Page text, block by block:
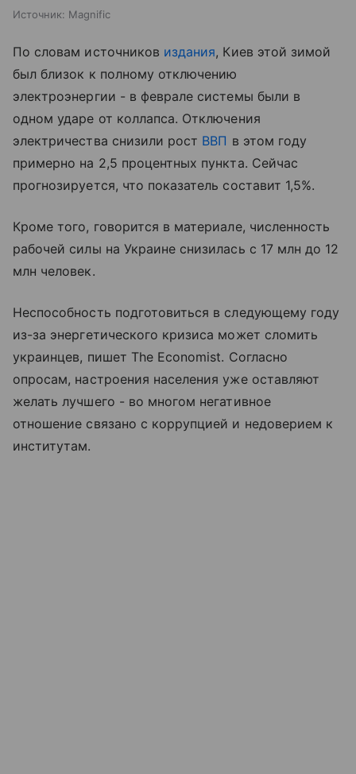
Источник: Magnific
По словам источников издания, Киев этой зимой
был близок к полному отключению
электроэнергии - в феврале системы были в
одном ударе от коллапса. Отключения
электричества снизили рост ВВП в этом году
примерно на 2,5 процентных пункта. Сейчас
прогнозируется, что показатель составит 1,5%.
Кроме того, говорится в материале, численность
рабочей силы на Украине снизилась с 17 млн до 12
млн человек.
Неспособность подготовиться в следующему году
из-за энергетического кризиса может сломить
украинцев, пишет The Economist. Согласно
опросам, настроения населения уже оставляют
желать лучшего - во многом негативное
отношение связано с коррупцией и недоверием к
институтам.